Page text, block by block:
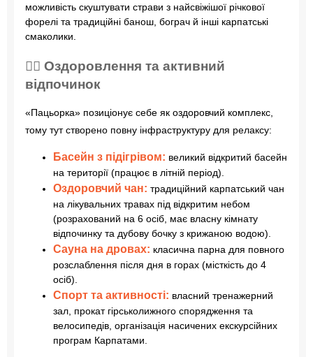
можливість скуштувати страви з найсвіжішої річкової
форелі та традиційні банош, бограч й інші карпатські
смаколики.
💆‍♂️ Оздоровлення та активний
відпочинок
«Пацьорка» позиціонує себе як оздоровчий комплекс,
тому тут створено повну інфраструктуру для релаксу:
Басейн з підігрівом: великий відкритий басейн
на території (працює в літній період).
Оздоровчий чан: традиційний карпатський чан
на лікувальних травах під відкритим небом
(розрахований на 6 осіб, має власну кімнату
відпочинку та дубову бочку з крижаною водою).
Сауна на дровах: класична парна для повного
розслаблення після дня в горах (місткість до 4
осіб).
Спорт та активності: власний тренажерний
зал, прокат гірськолижного спорядження та
велосипедів, організація насичених екскурсійних
програм Карпатами.